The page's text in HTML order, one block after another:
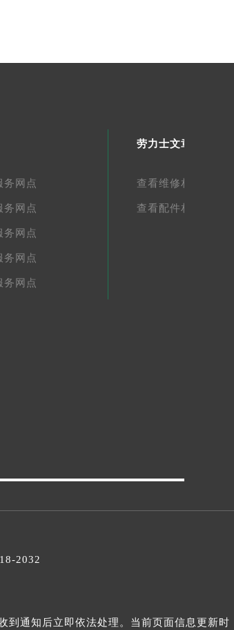
务网点
务网点
务网点
务网点
务网点
劳力士文章库
查看维修相关文章
查看配件相关文章
2032
到通知后立即依法处理。当前页面信息更新时